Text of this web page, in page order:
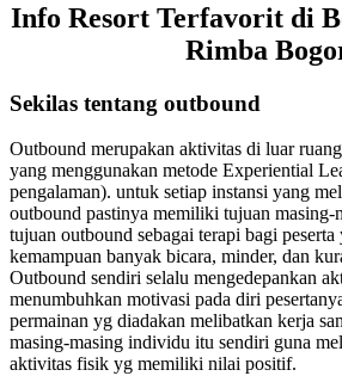
Info Resort Terfavorit di
Rimba
Sekilas tentang outbound
Outbound merupakan aktivitas di luar
yang menggunakan metode Experiential
pengalaman). untuk setiap instansi yang
outbound pastinya memiliki tujuan masing-
tujuan outbound sebagai terapi bagi
kemampuan banyak bicara, minder, dan
Outbound sendiri selalu mengedepankan
menumbuhkan motivasi pada diri
permainan yg diadakan melibatkan kerja
masing-masing individu itu sendiri guna
aktivitas fisik yg memiliki nilai positif.